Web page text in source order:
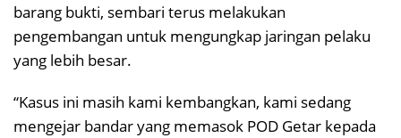
barang bukti, sembari terus melakukan
pengembangan untuk mengungkap jaringan pelaku
yang lebih besar.
“Kasus ini masih kami kembangkan, kami sedang
mengejar bandar yang memasok POD Getar kepada